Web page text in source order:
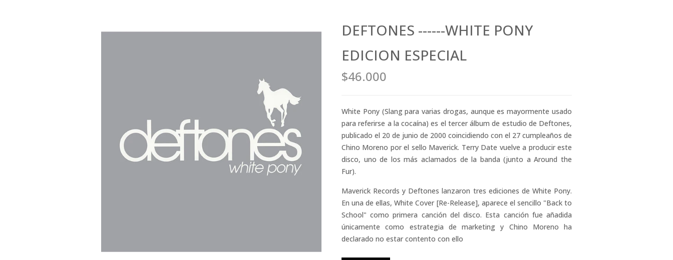
DEFTONES ------WHITE PONY
EDICION ESPECIAL
$46.000
White Pony (Slang para varias drogas, aunque es mayormente usado
para referirse a la cocaína) es el tercer álbum de estudio de Deftones,
publicado el 20 de junio de 2000 coincidiendo con el 27 cumpleaños de
Chino Moreno por el sello Maverick. Terry Date vuelve a producir este
disco, uno de los más aclamados de la banda (junto a Around the
Fur).
Maverick Records y Deftones lanzaron tres ediciones de White Pony.
En una de ellas, White Cover [Re-Release], aparece el sencillo "Back to
School" como primera canción del disco. Esta canción fue añadida
únicamente como estrategia de marketing y Chino Moreno ha
declarado no estar contento con ello